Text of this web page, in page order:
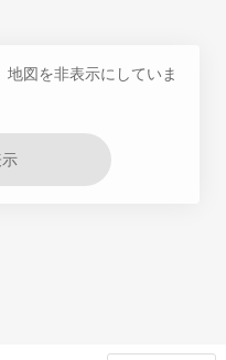
図を非表示にしていま